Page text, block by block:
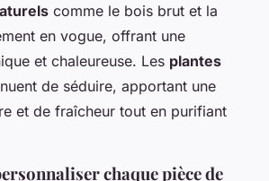
comme le bois brut et la
en vogue, offrant une
et chaleureuse. Les plantes
de séduire, apportant une
et de fraîcheur tout en purifiant
chaque pièce de